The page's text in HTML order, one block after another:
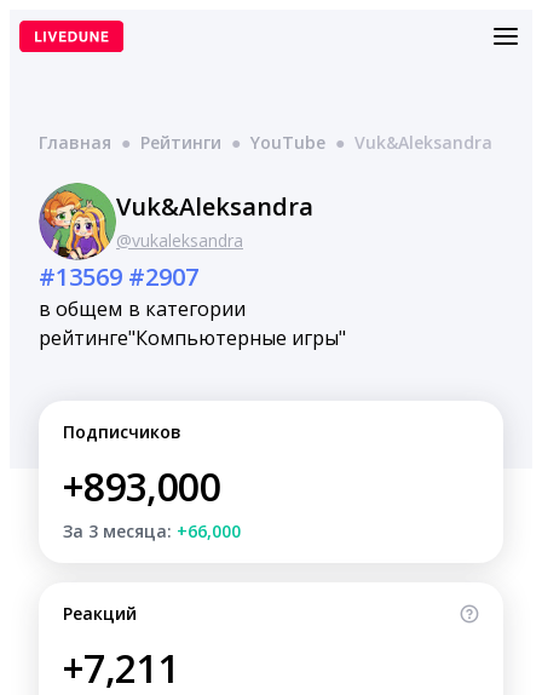
Перейти
Главная ● Рейтинги ● YouTube ● Vuk&Aleksandra
Vuk&Aleksandra
@vukaleksandra
#13569
в общем
рейтинге
#2907
в категории
"Компьютерные игры"
Подписчиков
+893,000
За 3 месяца: +66,000
Реакций
+7,211